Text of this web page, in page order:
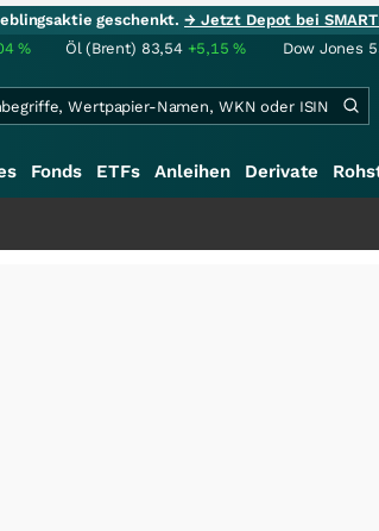
geschenkt.→ Jetzt Depot bei
% Öl (Brent) 83,54 +5,15% Dow Jones
Fonds ETFs Anleihen Derivate